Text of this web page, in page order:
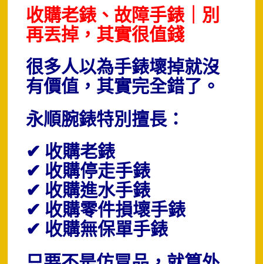
收購老錶、故障手錶｜別
再丟掉，其實很值錢
很多人以為手錶壞掉就沒
有價值，其實完全錯了。
永順腕錶特別擅長：
✔ 收購老錶
✔ 收購停走手錶
✔ 收購進水手錶
✔ 收購零件損壞手錶
✔ 收購無保單手錶